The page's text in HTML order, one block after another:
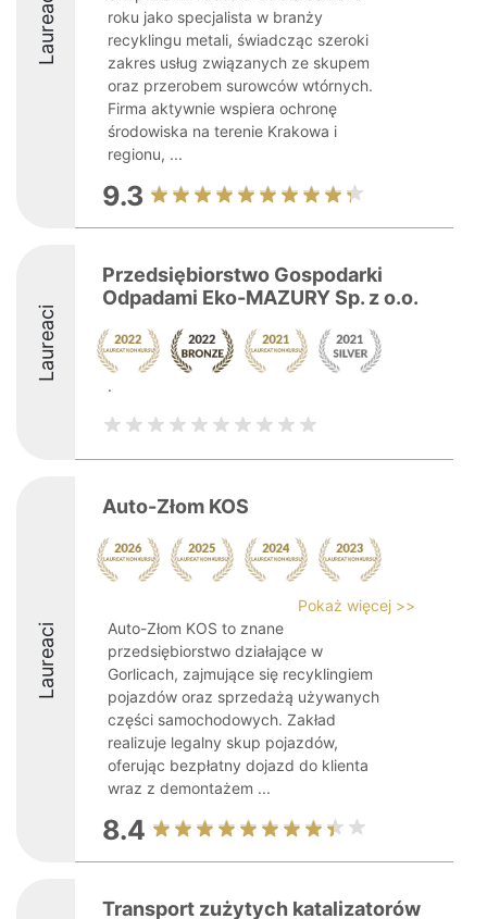
Laureaci
roku jako specjalista w branży
recyklingu metali, świadcząc szeroki
zakres usług związanych ze skupem
oraz przerobem surowców wtórnych.
Firma aktywnie wspiera ochronę
środowiska na terenie Krakowa i
regionu, ...
9.3
Laureaci
Przedsiębiorstwo Gospodarki
Odpadami Eko-MAZURY Sp. z o.o.
.
Laureaci
Auto-Złom KOS
Pokaż więcej >>
Auto-Złom KOS to znane
przedsiębiorstwo działające w
Gorlicach, zajmujące się recyklingiem
pojazdów oraz sprzedażą używanych
części samochodowych. Zakład
realizuje legalny skup pojazdów,
oferując bezpłatny dojazd do klienta
wraz z demontażem ...
8.4
Transport zużytych katalizatorów